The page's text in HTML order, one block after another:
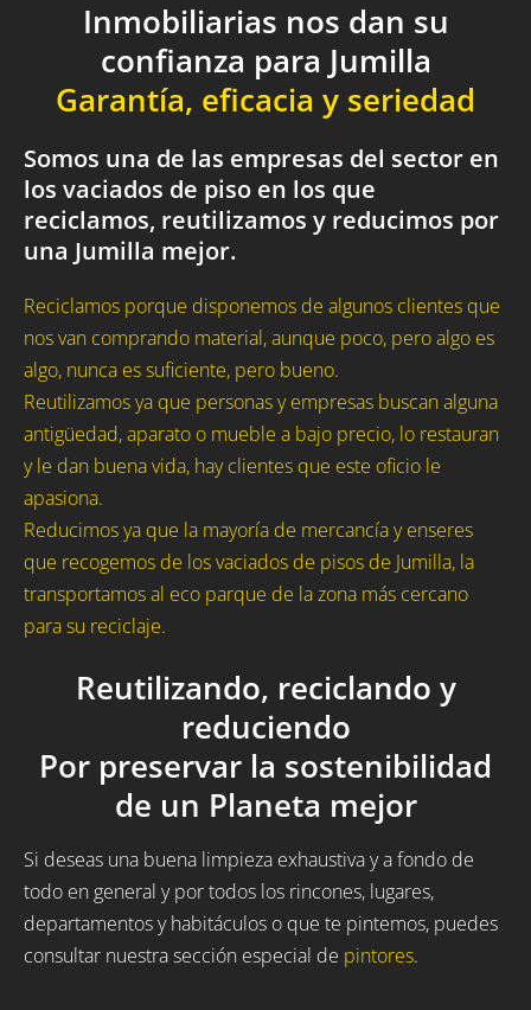
Inmobiliarias nos dan su
confianza para Jumilla
Garantía, eficacia y seriedad
Somos una de las empresas del sector en
los vaciados de piso en los que
reciclamos, reutilizamos y reducimos por
una Jumilla mejor.
Reciclamos porque disponemos de algunos clientes que
nos van comprando material, aunque poco, pero algo es
algo, nunca es suficiente, pero bueno.
Reutilizamos ya que personas y empresas buscan alguna
antigüedad, aparato o mueble a bajo precio, lo restauran
y le dan buena vida, hay clientes que este oficio le
apasiona.
Reducimos ya que la mayoría de mercancía y enseres
que recogemos de los vaciados de pisos de Jumilla, la
transportamos al eco parque de la zona más cercano
para su reciclaje.
Reutilizando, reciclando y
reduciendo
Por preservar la sostenibilidad
de un Planeta mejor
Si deseas una buena limpieza exhaustiva y a fondo de
todo en general y por todos los rincones, lugares,
departamentos y habitáculos o que te pintemos, puedes
consultar nuestra sección especial de pintores.